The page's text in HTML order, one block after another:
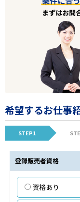
希望するお仕事
STEP1
登録販売者資格
資格あり